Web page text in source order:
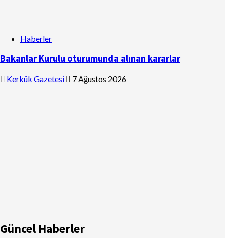
Haberler
Bakanlar Kurulu oturumunda alınan kararlar
Kerkük Gazetesi 7 Ağustos 2026
Güncel Haberler